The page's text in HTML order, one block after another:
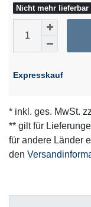
Nicht mehr lieferbar
Expresskauf
* inkl. ges. MwSt.
** gilt für
für andere Länder
den